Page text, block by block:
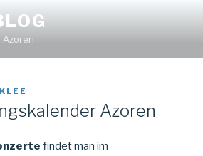
Azoren
KLEE
Azoren
findet man im